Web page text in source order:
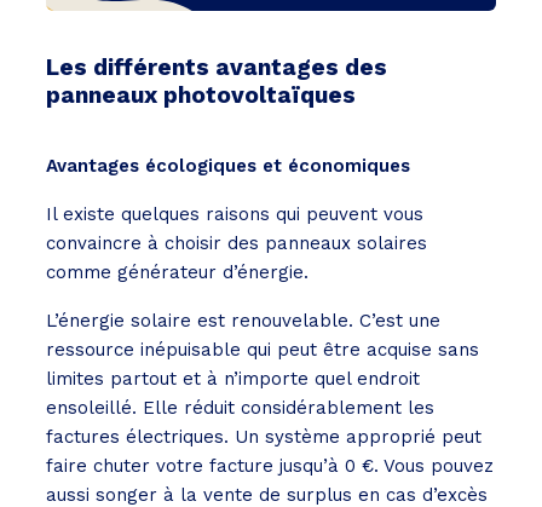
Les différents avantages des
panneaux photovoltaïques
Avantages écologiques et économiques
Il existe quelques raisons qui peuvent vous
convaincre à choisir des panneaux solaires
comme générateur d’énergie.
L’énergie solaire est renouvelable. C’est une
ressource inépuisable qui peut être acquise sans
limites partout et à n’importe quel endroit
ensoleillé. Elle réduit considérablement les
factures électriques. Un système approprié peut
faire chuter votre facture jusqu’à 0 €. Vous pouvez
aussi songer à la vente de surplus en cas d’excès